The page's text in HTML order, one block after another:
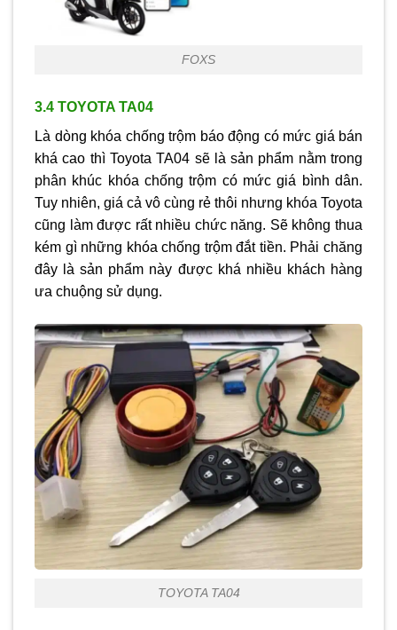
FOXS
3.4 TOYOTA TA04
Là dòng khóa chống trộm báo động có mức giá bán
khá cao thì Toyota TA04 sẽ là sản phẩm nằm trong
phân khúc khóa chống trộm có mức giá bình dân.
Tuy nhiên, giá cả vô cùng rẻ thôi nhưng khóa Toyota
cũng làm được rất nhiều chức năng. Sẽ không thua
kém gì những khóa chống trộm đắt tiền. Phải chăng
đây là sản phẩm này được khá nhiều khách hàng
ưa chuộng sử dụng.
TOYOTA TA04